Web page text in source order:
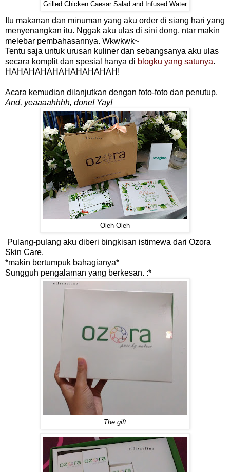
Grilled Chicken Caesar Salad and Infused Water
Itu makanan dan minuman yang aku order di siang hari yang
menyenangkan itu. Nggak aku ulas di sini dong, ntar makin
melebar pembahasannya. Wkwkwk~
Tentu saja untuk urusan kuliner dan sebangsanya aku ulas
secara komplit dan spesial hanya di blogku yang satunya.
HAHAHAHAHAHAHAHAHAH!
Acara kemudian dilanjutkan dengan foto-foto dan penutup.
And, yeaaaahhhh, done! Yay!
Oleh-Oleh
Pulang-pulang aku diberi bingkisan istimewa dari Ozora
Skin Care.
*makin bertumpuk bahagianya*
Sungguh pengalaman yang berkesan. :*
The gift